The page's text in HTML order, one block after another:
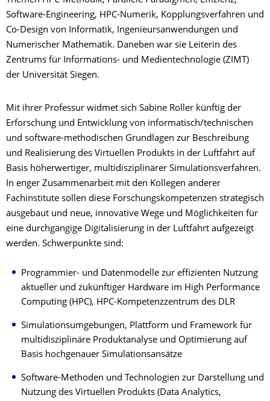
Software-Engineering, HPC-Numerik, Kopplungsverfahren und
Co-Design von Informatik, Ingenieursanwendungen und
Numerischer Mathematik. Daneben war sie Leiterin des
Zentrums für Informations- und Medientechnologie (ZIMT)
der Universität Siegen.
Mit ihrer Professur widmet sich Sabine Roller künftig der
Erforschung und Entwicklung von informatisch/technischen
und software-methodischen Grundlagen zur Beschreibung
und Realisierung des Virtuellen Produkts in der Luftfahrt auf
Basis höherwertiger, multidisziplinärer Simulationsverfahren.
In enger Zusammenarbeit mit den Kollegen anderer
Fachinstitute sollen diese Forschungskompetenzen strategisch
ausgebaut und neue, innovative Wege und Möglichkeiten für
eine durchgängige Digitalisierung in der Luftfahrt aufgezeigt
werden. Schwerpunkte sind:
Programmier- und Datenmodelle zur effizienten Nutzung
aktueller und zukünftiger Hardware im High Performance
Computing (HPC), HPC-Kompetenzzentrum des DLR
Simulationsumgebungen, Plattform und Framework für
multidisziplinäre Produktanalyse und Optimierung auf
Basis hochgenauer Simulationsansätze
Software-Methoden und Technologien zur Darstellung und
Nutzung des Virtuellen Produkts (Data Analytics,